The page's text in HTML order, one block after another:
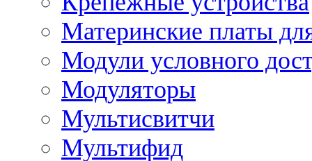
Материнские платы
Модули условного
Модуляторы
Мультисвитчи
Мультифид